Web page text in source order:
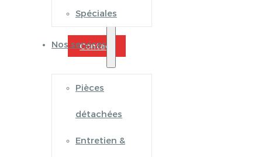
Spéciales
Nos services
Pièces
détachées
Entretien &
Contact